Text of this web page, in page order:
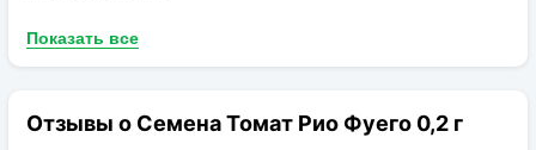
Показать все
Отзывы о Семена Томат Рио Фуего 0,2 г